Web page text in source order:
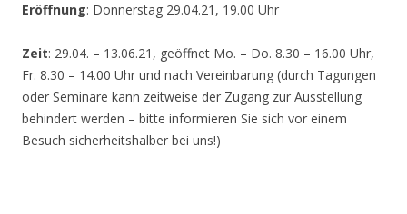
Eröffnung: Donnerstag 29.04.21, 19.00 Uhr
Zeit: 29.04. – 13.06.21, geöffnet Mo. – Do. 8.30 – 16.00 Uhr,
Fr. 8.30 – 14.00 Uhr und nach Vereinbarung (durch Tagungen
oder Seminare kann zeitweise der Zugang zur Ausstellung
behindert werden – bitte informieren Sie sich vor einem
Besuch sicherheitshalber bei uns!)